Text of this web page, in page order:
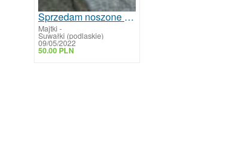
Sprzedam noszone majteczki
Majtki -
Suwałki (podlaskie)
09/05/2022
50.00 PLN